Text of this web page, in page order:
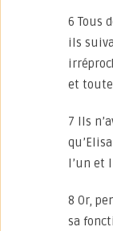
6 Tous
ils
et
7 Ils
l’un et
8 Or,
sa